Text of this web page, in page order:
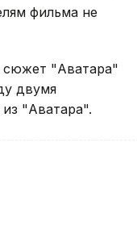
фильма не
сюжет "Аватара"
двумя
"Аватара".